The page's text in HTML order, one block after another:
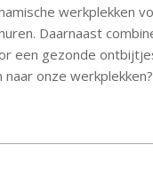
werkplekken
Daarnaast
gezonde
onze